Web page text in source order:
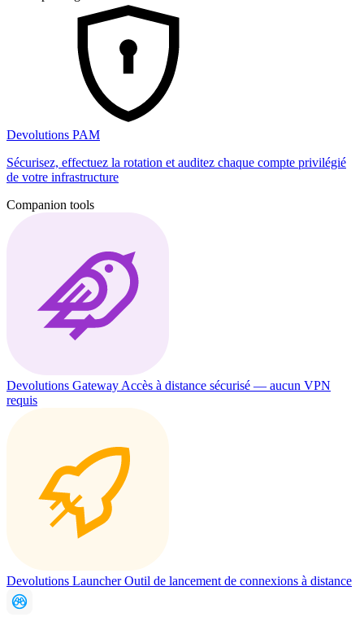
Devolutions PAM
Sécurisez, effectuez la rotation et auditez chaque compte privilégié
de votre infrastructure
Companion tools
Devolutions Gateway Accès à distance sécurisé — aucun VPN
requis
Devolutions LauncherOutil de lancement de connexions à distance